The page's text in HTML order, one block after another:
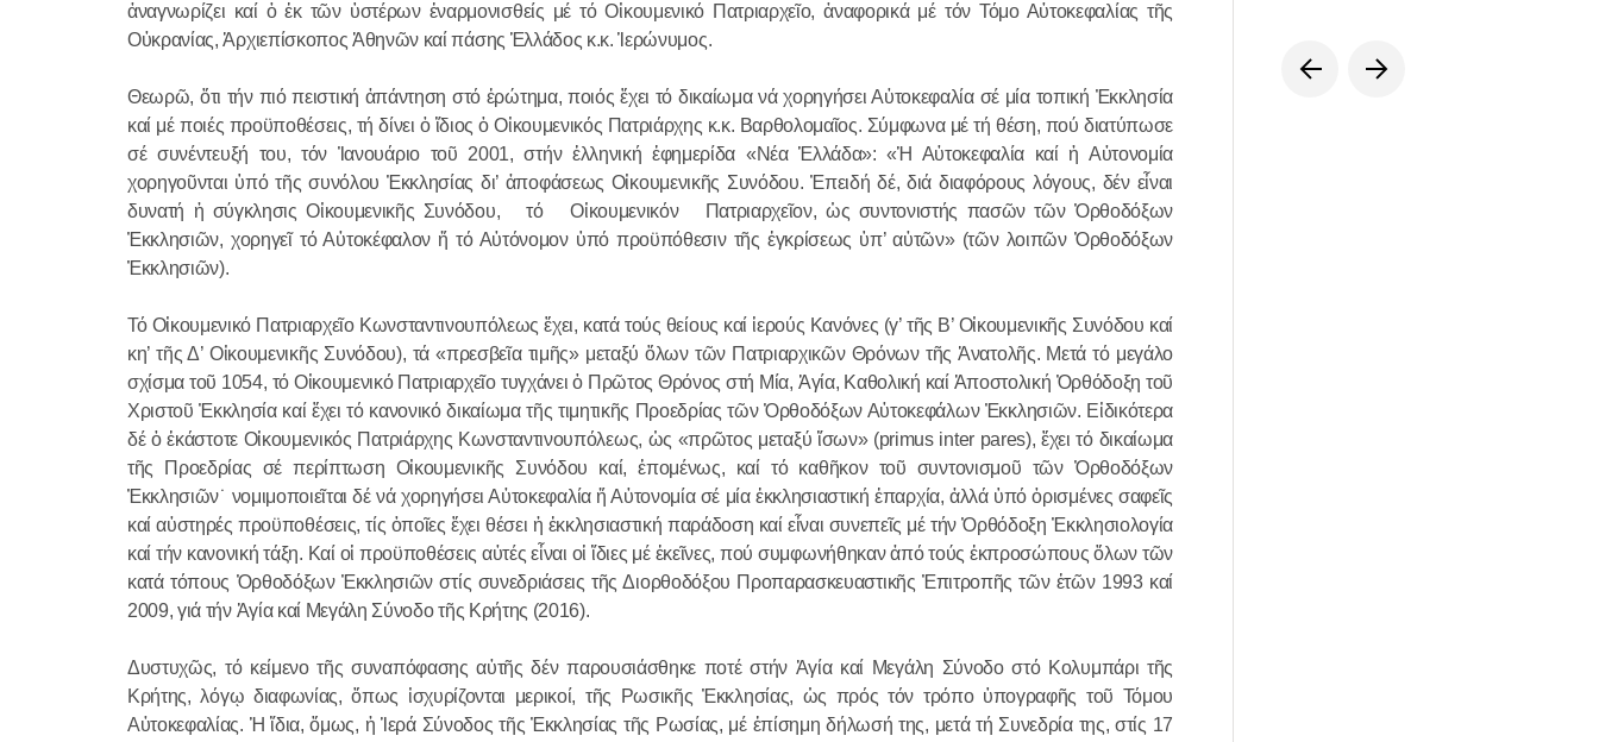
ἀναγνωρίζει καί ὁ ἐκ τῶν ὑστέρων ἐναρμονισθείς μέ τό Οἰκουμενικό Πατριαρχεῖο, ἀναφορικά μέ τόν Τόμο Αὐτοκεφαλίας τῆς
Οὐκρανίας, Ἀρχιεπίσκοπος Ἀθηνῶν καί πάσης Ἑλλάδος κ.κ. Ἱερώνυμος.
Θεωρῶ, ὅτι τήν πιό πειστική ἀπάντηση στό ἐρώτημα, ποιός ἔχει τό δικαίωμα νά χορηγήσει Αὐτοκεφαλία σέ μία τοπική Ἐκκλησία
καί μέ ποιές προϋποθέσεις, τή δίνει ὁ ἴδιος ὁ Οἰκουμενικός Πατριάρχης κ.κ. Βαρθολομαῖος. Σύμφωνα μέ τή θέση, πού διατύπωσε
σέ συνέντευξή του, τόν Ἰανουάριο τοῦ 2001, στήν ἑλληνική ἐφημερίδα «Νέα Ἑλλάδα»: «Ἡ Αὐτοκεφαλία καί ἡ Αὐτονομία
χορηγοῦνται ὑπό τῆς συνόλου Ἐκκλησίας δι’ ἀποφάσεως Οἰκουμενικῆς Συνόδου. Ἐπειδή δέ, διά διαφόρους λόγους, δέν εἶναι
δυνατή ἡ σύγκλησις Οἰκουμενικῆς Συνόδου, τό Οἰκουμενικόν Πατριαρχεῖον, ὡς συντονιστής πασῶν τῶν Ὀρθοδόξων
Ἐκκλησιῶν, χορηγεῖ τό Αὐτοκέφαλον ἤ τό Αὐτόνομον ὑπό προϋπόθεσιν τῆς ἐγκρίσεως ὑπ’ αὐτῶν» (τῶν λοιπῶν Ὀρθοδόξων
Ἐκκλησιῶν).
Τό Οἰκουμενικό Πατριαρχεῖο Κωνσταντινουπόλεως ἔχει, κατά τούς θείους καί ἱερούς Κανόνες (γ’ τῆς Β’ Οἰκουμενικῆς Συνόδου καί
κη’ τῆς Δ’ Οἰκουμενικῆς Συνόδου), τά «πρεσβεῖα τιμῆς» μεταξύ ὅλων τῶν Πατριαρχικῶν Θρόνων τῆς Ἀνατολῆς. Μετά τό μεγάλο
σχίσμα τοῦ 1054, τό Οἰκουμενικό Πατριαρχεῖο τυγχάνει ὁ Πρῶτος Θρόνος στή Μία, Ἁγία, Καθολική καί Ἀποστολική Ὀρθόδοξη τοῦ
Χριστοῦ Ἐκκλησία καί ἔχει τό κανονικό δικαίωμα τῆς τιμητικῆς Προεδρίας τῶν Ὀρθοδόξων Αὐτοκεφάλων Ἐκκλησιῶν. Εἰδικότερα
δέ ὁ ἑκάστοτε Οἰκουμενικός Πατριάρχης Κωνσταντινουπόλεως, ὡς «πρῶτος μεταξύ ἴσων» (primus inter pares), ἔχει τό δικαίωμα
τῆς Προεδρίας σέ περίπτωση Οἰκουμενικῆς Συνόδου καί, ἑπομένως, καί τό καθῆκον τοῦ συντονισμοῦ τῶν Ὀρθοδόξων
Ἐκκλησιῶν˙ νομιμοποιεῖται δέ νά χορηγήσει Αὐτοκεφαλία ἤ Αὐτονομία σέ μία ἐκκλησιαστική ἐπαρχία, ἀλλά ὑπό ὁρισμένες σαφεῖς
καί αὐστηρές προϋποθέσεις, τίς ὁποῖες ἔχει θέσει ἡ ἐκκλησιαστική παράδοση καί εἶναι συνεπεῖς μέ τήν Ὀρθόδοξη Ἐκκλησιολογία
καί τήν κανονική τάξη. Καί οἱ προϋποθέσεις αὐτές εἶναι οἱ ἴδιες μέ ἐκεῖνες, πού συμφωνήθηκαν ἀπό τούς ἐκπροσώπους ὅλων τῶν
κατά τόπους Ὀρθοδόξων Ἐκκλησιῶν στίς συνεδριάσεις τῆς Διορθοδόξου Προπαρασκευαστικῆς Ἐπιτροπῆς τῶν ἐτῶν 1993 καί
2009, γιά τήν Ἁγία καί Μεγάλη Σύνοδο τῆς Κρήτης (2016).
Δυστυχῶς, τό κείμενο τῆς συναπόφασης αὐτῆς δέν παρουσιάσθηκε ποτέ στήν Ἁγία καί Μεγάλη Σύνοδο στό Κολυμπάρι τῆς
Κρήτης, λόγῳ διαφωνίας, ὅπως ἰσχυρίζονται μερικοί, τῆς Ρωσικῆς Ἐκκλησίας, ὡς πρός τόν τρόπο ὑπογραφῆς τοῦ Τόμου
Αὐτοκεφαλίας. Ἡ ἴδια, ὅμως, ἡ Ἱερά Σύνοδος τῆς Ἐκκλησίας τῆς Ρωσίας, μέ ἐπίσημη δήλωσή της, μετά τή Συνεδρία της, στίς 17
ΒΟΛΟΚΟΛΑΜΣΚ ΙΛΑΡΙΩΝΑ